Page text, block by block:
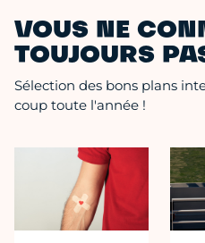
VOUS NE
TOUJOURS
Sélection des bons plans
coup toute l'année !